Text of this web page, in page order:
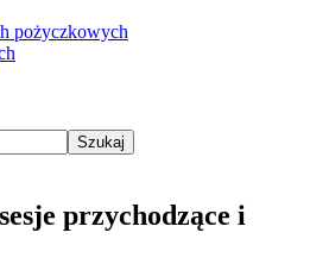
pożyczkowych
Szukaj
przychodzące i